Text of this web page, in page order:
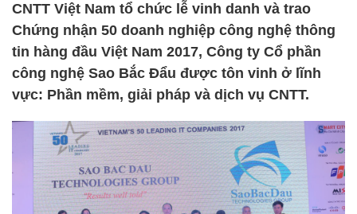
CNTT Việt Nam tổ chức lễ vinh danh và trao
Chứng nhận 50 doanh nghiệp công nghệ thông
tin hàng đầu Việt Nam 2017, Công ty Cổ phần
công nghệ Sao Bắc Đẩu được tôn vinh ở lĩnh
vực: Phần mềm, giải pháp và dịch vụ CNTT.